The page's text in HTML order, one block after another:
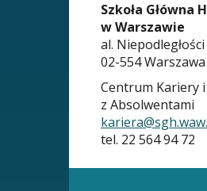
Szkoła Główna
w Warszawie
al.
02-554 Warszawa
Centrum Kariery i
z Absolwentami
tel. 22 564 94 72